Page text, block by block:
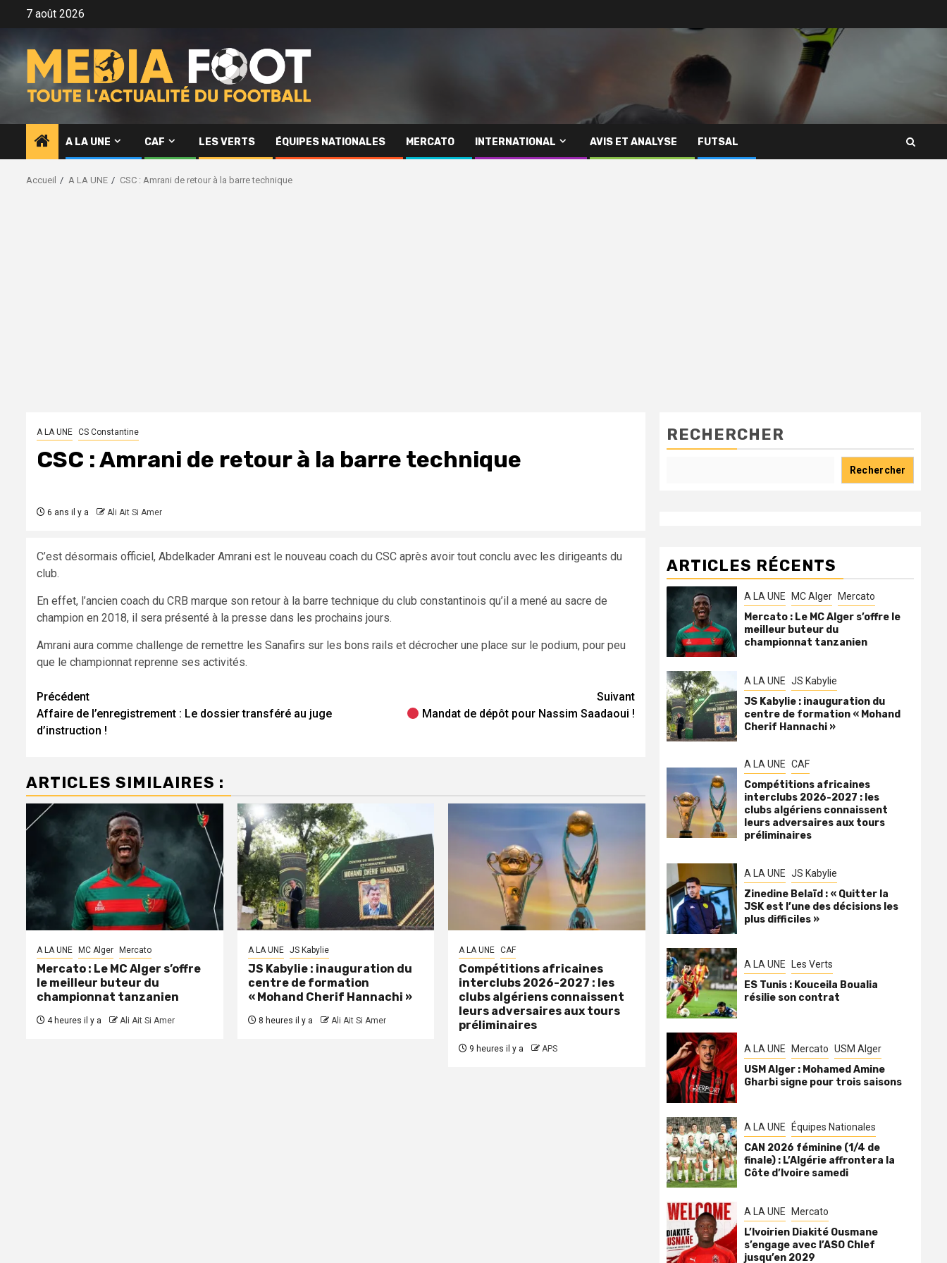
7 août 2026
A LA UNE CAF LES VERTS ÉQUIPES NATIONALES MERCATO INTERNATIONAL AVIS ET ANALYSE FUTSAL
Accueil A LA UNE CSC : Amrani de retour à la barre technique
A LA UNE CS Constantine
CSC : Amrani de retour à la barre technique
6 ans il y a Ali Ait Si Amer
C’est désormais officiel, Abdelkader Amrani est le nouveau coach du CSC après avoir tout conclu avec les dirigeants du
club.
En effet, l’ancien coach du CRB marque son retour à la barre technique du club constantinois qu’il a mené au sacre de
champion en 2018, il sera présenté à la presse dans les prochains jours.
Amrani aura comme challenge de remettre les Sanafirs sur les bons rails et décrocher une place sur le podium, pour peu
que le championnat reprenne ses activités.
Navigation
d’article
Précédent
Affaire de l’enregistrement : Le dossier transféré au juge
d’instruction !
Suivant
Mandat de dépôt pour Nassim Saadaoui !
ARTICLES SIMILAIRES :
A LA UNE MC Alger Mercato
Mercato : Le MC Alger s’offre
le meilleur buteur du
championnat tanzanien
4 heures il y a Ali Ait Si Amer
A LA UNE JS Kabylie
JS Kabylie : inauguration du
centre de formation
« Mohand Cherif Hannachi »
8 heures il y a Ali Ait Si Amer
A LA UNE CAF
Compétitions africaines
interclubs 2026-2027 : les
clubs algériens connaissent
leurs adversaires aux tours
préliminaires
9 heures il y a APS
RECHERCHER
Rechercher
ARTICLES RÉCENTS
A LA UNE MC Alger Mercato
Mercato : Le MC Alger s’offre le
meilleur buteur du
championnat tanzanien
A LA UNE JS Kabylie
JS Kabylie : inauguration du
centre de formation « Mohand
Cherif Hannachi »
A LA UNE CAF
Compétitions africaines
interclubs 2026-2027 : les
clubs algériens connaissent
leurs adversaires aux tours
préliminaires
A LA UNE JS Kabylie
Zinedine Belaïd : « Quitter la
JSK est l’une des décisions les
plus difficiles »
A LA UNE Les Verts
ES Tunis : Kouceila Boualia
résilie son contrat
A LA UNE Mercato USM Alger
USM Alger : Mohamed Amine
Gharbi signe pour trois saisons
A LA UNE Équipes Nationales
CAN 2026 féminine (1/4 de
finale) : L’Algérie affrontera la
Côte d’Ivoire samedi
A LA UNE Mercato
L’Ivoirien Diakité Ousmane
s’engage avec l’ASO Chlef
jusqu’en 2029